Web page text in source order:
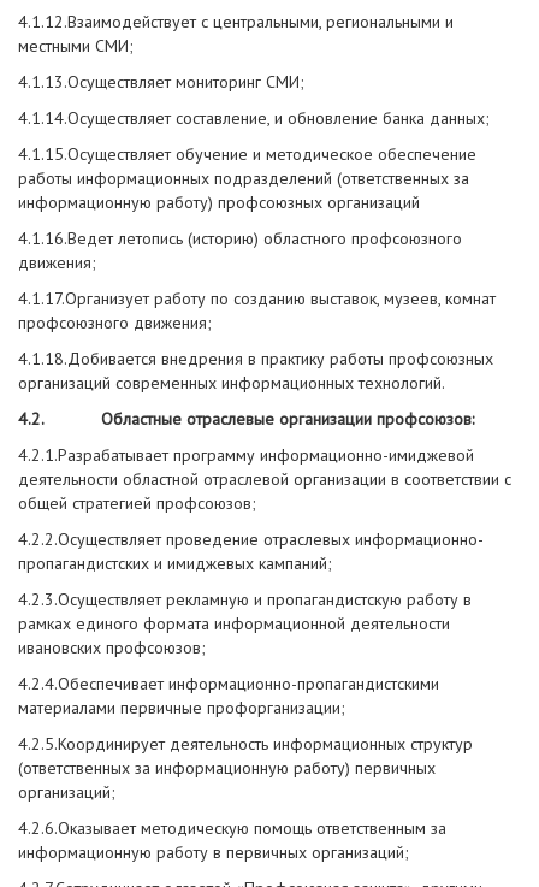
4.1.12.Взаимодействует с центральными, региональными и
местными СМИ;
4.1.13.Осуществляет мониторинг СМИ;
4.1.14.Осуществляет составление, и обновление банка данных;
4.1.15.Осуществляет обучение и методическое обеспечение
работы информационных подразделений (ответственных за
информационную работу) профсоюзных организаций
4.1.16.Ведет летопись (историю) областного профсоюзного
движения;
4.1.17.Организует работу по созданию выставок, музеев, комнат
профсоюзного движения;
4.1.18.Добивается внедрения в практику работы профсоюзных
организаций современных информационных технологий.
4.2. Областные отраслевые организации профсоюзов:
4.2.1.Разрабатывает программу информационно-имиджевой
деятельности областной отраслевой организации в соответствии с
общей стратегией профсоюзов;
4.2.2.Осуществляет проведение отраслевых информационно-
пропагандистских и имиджевых кампаний;
4.2.3.Осуществляет рекламную и пропагандистскую работу в
рамках единого формата информационной деятельности
ивановских профсоюзов;
4.2.4.Обеспечивает информационно-пропагандистскими
материалами первичные профорганизации;
4.2.5.Координирует деятельность информационных структур
(ответственных за информационную работу) первичных
организаций;
4.2.6.Оказывает методическую помощь ответственным за
информационную работу в первичных организаций;